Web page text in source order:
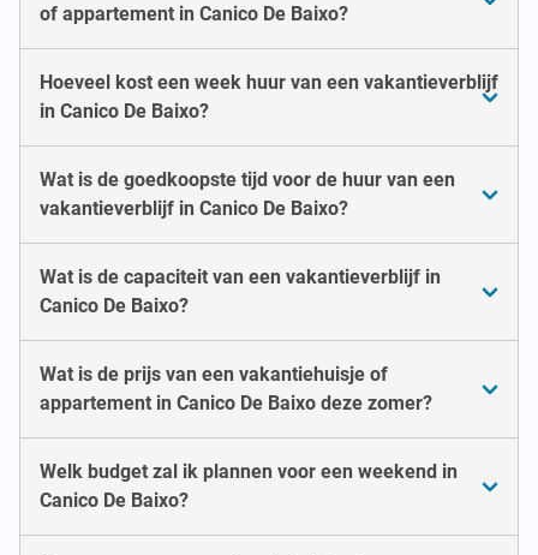
of appartement in Canico De Baixo?
Hoeveel kost een week huur van een vakantieverblijf
in Canico De Baixo?
Wat is de goedkoopste tijd voor de huur van een
vakantieverblijf in Canico De Baixo?
Wat is de capaciteit van een vakantieverblijf in
Canico De Baixo?
Wat is de prijs van een vakantiehuisje of
appartement in Canico De Baixo deze zomer?
Welk budget zal ik plannen voor een weekend in
Canico De Baixo?